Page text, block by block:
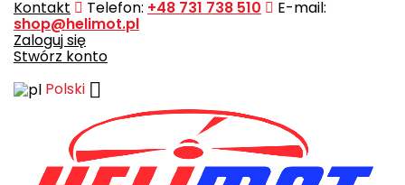
Kontakt Telefon: +48 731 738 510 E-mail:
shop@helimot.pl
Zaloguj się
Stwórz konto
Polski 